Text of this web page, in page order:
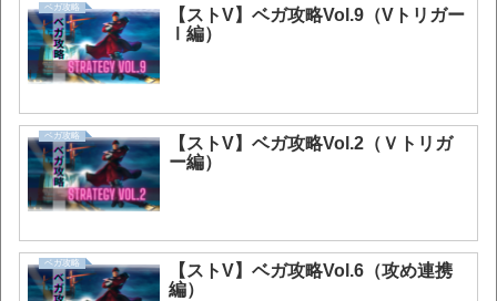
ベガ攻略
【ストV】ベガ攻略Vol.9（Vトリガー
Ⅰ編）
ベガ攻略
【ストV】ベガ攻略Vol.2（Ｖトリガ
ー編）
ベガ攻略
【ストV】ベガ攻略Vol.6（攻め連携
編）